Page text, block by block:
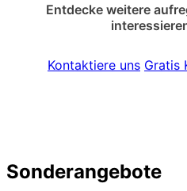
Entdecke weitere
Kontaktiere uns Gratis
Sonderangebote